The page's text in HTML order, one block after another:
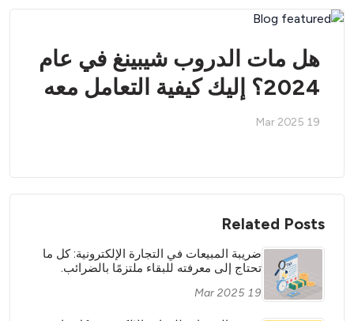
هل مات الدروب شيبينغ في عام
2024؟ إليك كيفية التعامل معه
19 Mar 2025
Related Posts
ضريبة المبيعات في التجارة الإلكترونية: كل ما
تحتاج إلى معرفته للبقاء ملتزمًا بالضرائب.
19 Mar 2025